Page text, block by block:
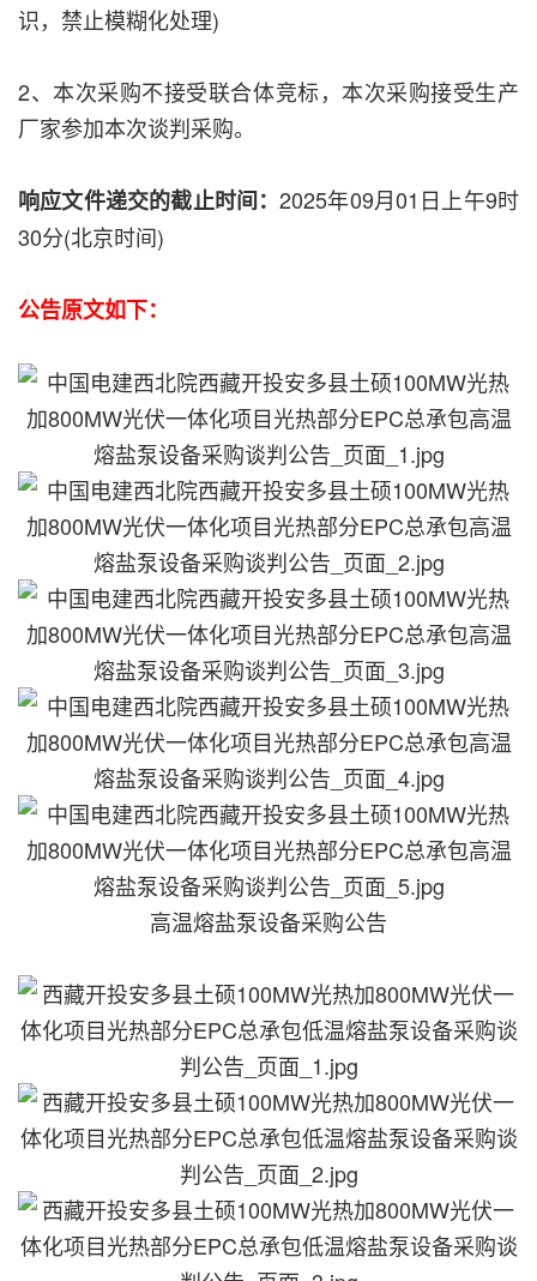
识，禁止模糊化处理)
2、本次采购不接受联合体竞标，本次采购接受生产
厂家参加本次谈判采购。
响应文件递交的截止时间：2025年09月01日上午9时
30分(北京时间)
公告原文如下：
高温熔盐泵设备采购公告